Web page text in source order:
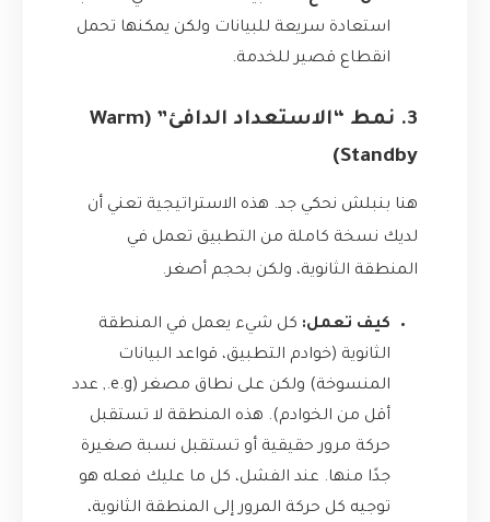
استعادة سريعة للبيانات ولكن يمكنها تحمل
انقطاع قصير للخدمة.
3. نمط “الاستعداد الدافئ” (Warm
Standby)
هنا بنبلش نحكي جد. هذه الاستراتيجية تعني أن
لديك نسخة كاملة من التطبيق تعمل في
المنطقة الثانوية، ولكن بحجم أصغر.
كيف تعمل: كل شيء يعمل في المنطقة
الثانوية (خوادم التطبيق، قواعد البيانات
المنسوخة) ولكن على نطاق مصغر (e.g., عدد
أقل من الخوادم). هذه المنطقة لا تستقبل
حركة مرور حقيقية أو تستقبل نسبة صغيرة
جدًا منها. عند الفشل، كل ما عليك فعله هو
توجيه كل حركة المرور إلى المنطقة الثانوية،